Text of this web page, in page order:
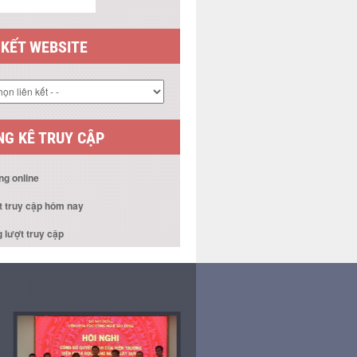
WEBSITE
KÊ TRUY CẬP
online
truy cập hôm nay
lượt truy cập